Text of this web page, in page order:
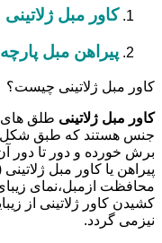
کاور مبل ژلاتینی
پیراهن مبل
کاور مبل ژلاتینی چیست؟
کاور مبل ژلاتینی طلق های
جنس هستند که طبق شکل
برش خورده و دور تا دور
پیراهن یا کاور مبل
محافظت ازمبل،نمای زیبای
کشیدن کاور ژلاتینی از
نیزمی گردد.